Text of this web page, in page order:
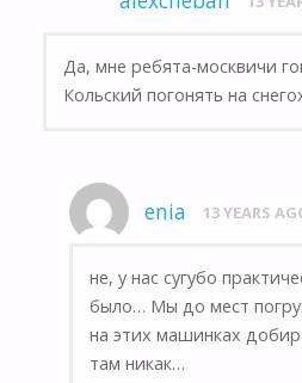
Да, мне ребята-москвичи
Кольский погонять на
enia 13 YEARS
не, у нас сугубо
было… Мы до мест
на этих машинках
там никак…